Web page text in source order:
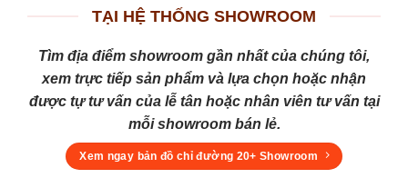
TẠI HỆ THỐNG SHOWROOM
Tìm địa điểm showroom gần nhất của chúng tôi,
xem trực tiếp sản phẩm và lựa chọn hoặc nhận
được tự tư vấn của lễ tân hoặc nhân viên tư vấn tại
mỗi showroom bán lẻ.
Xem ngay bản đồ chỉ đường 20+ Showroom